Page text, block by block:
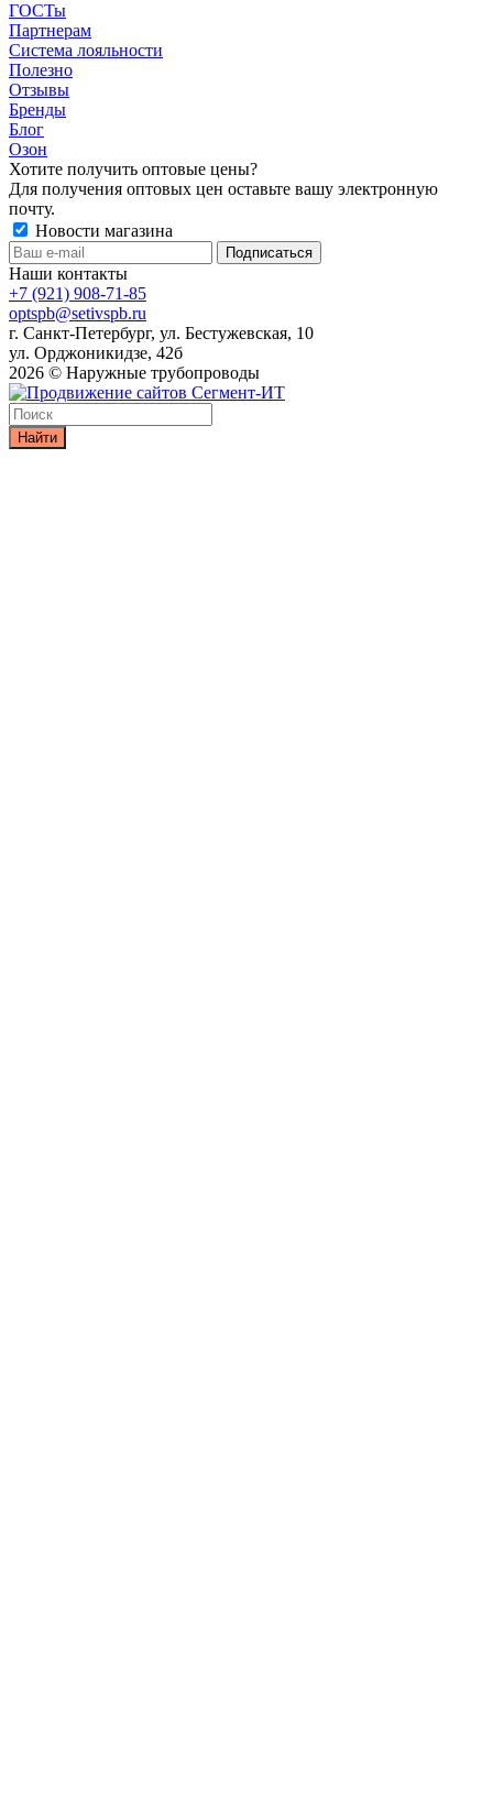
ГОСТы
Партнерам
Система лояльности
Полезно
Отзывы
Бренды
Блог
Озон
Хотите получить оптовые цены?
Для получения оптовых цен оставьте вашу электронную
почту.
Новости магазина
Наши контакты
+7 (921) 908-71-85
optspb@setivspb.ru
г. Санкт-Петербург, ул. Бестужевская, 10
ул. Орджоникидзе, 42б
2026 © Наружные трубопроводы
Найти